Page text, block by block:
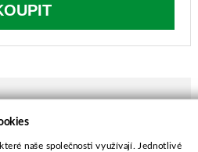
naše společnosti využívají. Jednotlivé